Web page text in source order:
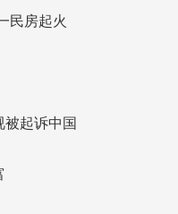
民房起火
被起诉中国